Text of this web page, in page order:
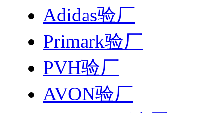
Adidas验厂
Primark验厂
PVH验厂
AVON验厂